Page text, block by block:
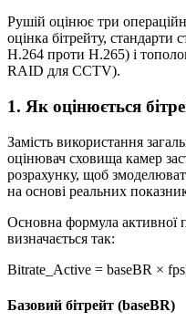
Рушій оцінює три
оцінка бітрейту,
H.264 проти H.265) і
RAID для CCTV).
1. Як оцінюється
Замість використання
оцінювач сховища камер
розрахунку, щоб
на основі реальних
Основна формула активної
визначається так:
Bitrate_Active = baseBR ×
Базовий бітрейт (baseBR)